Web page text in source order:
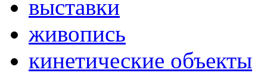
выставки
живопись
кинетические объекты